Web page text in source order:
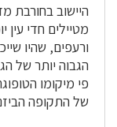
מטיילים חדי עין
ורעפים, שהיו
הגבוה יותר של
פי מיקומו
של התקופה